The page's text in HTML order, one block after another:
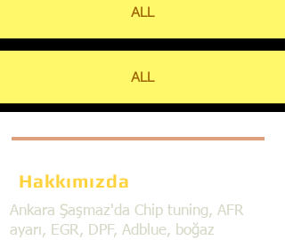
ALL
ALL
Hakkımızda
Ankara Şaşmaz'da Chip tuning, AFR
ayarı, EGR, DPF, Adblue, boğaz